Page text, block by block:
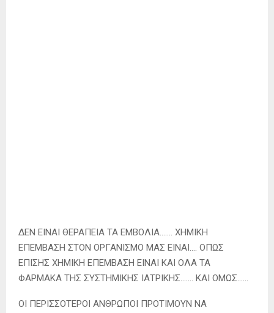
ΔΕΝ ΕΙΝΑΙ ΘΕΡΑΠΕΙΑ ΤΑ ΕΜΒΟΛΙΑ……. ΧΗΜΙΚΗ
ΕΠΕΜΒΑΣΗ ΣΤΟΝ ΟΡΓΑΝΙΣΜΟ ΜΑΣ ΕΙΝΑΙ…. ΟΠΩΣ
ΕΠΙΣΗΣ ΧΗΜΙΚΗ ΕΠΕΜΒΑΣΗ ΕΙΝΑΙ ΚΑΙ ΟΛΑ ΤΑ
ΦΑΡΜΑΚΑ ΤΗΣ ΣΥΣΤΗΜΙΚΗΣ ΙΑΤΡΙΚΗΣ……. ΚΑΙ ΟΜΩΣ……
ΟΙ ΠΕΡΙΣΣΟΤΕΡΟΙ ΑΝΘΡΩΠΟΙ ΠΡΟΤΙΜΟΥΝ ΝΑ